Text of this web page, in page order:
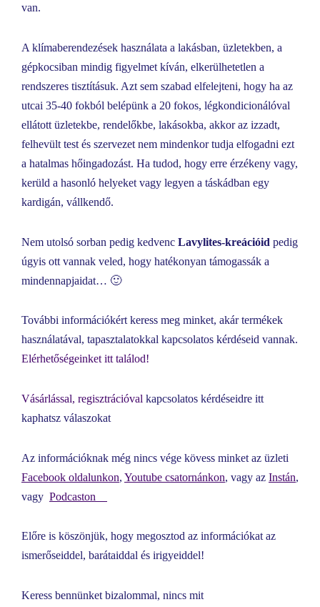
van.
A klímaberendezések használata a lakásban, üzletekben, a
gépkocsiban mindig figyelmet kíván, elkerülhetetlen a
rendszeres tisztításuk. Azt sem szabad elfelejteni, hogy ha az
utcai 35-40 fokból belépünk a 20 fokos, légkondicionálóval
ellátott üzletekbe, rendelőkbe, lakásokba, akkor az izzadt,
felhevült test és szervezet nem mindenkor tudja elfogadni ezt
a hatalmas hőingadozást. Ha tudod, hogy erre érzékeny vagy,
kerüld a hasonló helyeket vagy legyen a táskádban egy
kardigán, vállkendő.
Nem utolsó sorban pedig kedvenc Lavylites-kreációid pedig
úgyis ott vannak veled, hogy hatékonyan támogassák a
mindennapjaidat… 🙂
További információkért keress meg minket, akár termékek
használatával, tapasztalatokkal kapcsolatos kérdéseid vannak.
Elérhetőségeinket itt találod!
Vásárlással, regisztrációval kapcsolatos kérdéseidre itt
kaphatsz válaszokat
Az információknak még nincs vége kövess minket az üzleti
Facebook oldalunkon, Youtube csatornánkon, vagy az Instán,
vagy Podcaston
Előre is köszönjük, hogy megosztod az információkat az
ismerőseiddel, barátaiddal és irigyeiddel!
Keress bennünket bizalommal, nincs mit